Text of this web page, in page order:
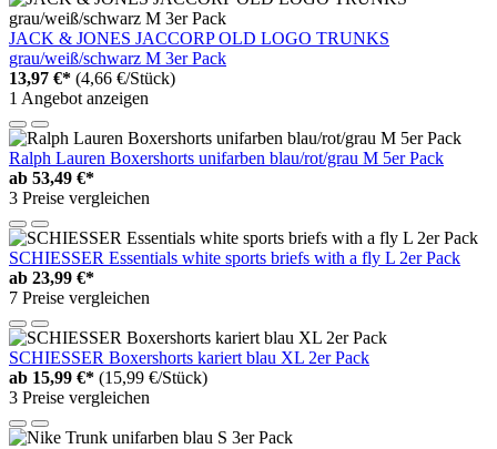
JACK & JONES JACCORP OLD LOGO TRUNKS
grau/weiß/schwarz M 3er Pack
13,97 €* (4,66 €/Stück)
1 Angebot anzeigen
Ralph Lauren Boxershorts unifarben blau/rot/grau M 5er Pack
ab 53,49 €*
3 Preise vergleichen
SCHIESSER Essentials white sports briefs with a fly L 2er Pack
ab 23,99 €*
7 Preise vergleichen
SCHIESSER Boxershorts kariert blau XL 2er Pack
ab 15,99 €* (15,99 €/Stück)
3 Preise vergleichen